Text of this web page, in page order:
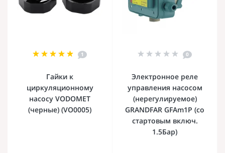
1
Гайки к
циркуляционному
насосу VODOMET
(черные) (VO0005)
0
Электронное реле
управления насосом
(нерегулируемое)
GRANDFAR GFAm1P (со
стартовым включ.
1.5Бар)